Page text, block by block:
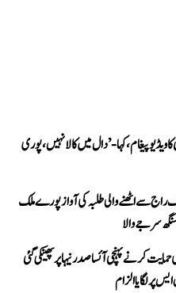
کا ویڈیو پیغام، کہا- ’دال میں کالا نہیں، پوری
راج سے اٹھنے والی طلبہ کی آواز پورے ملک
سرجے والا
کرنے پہنچی آئسا صدر نیہا پر پھینکی گئی
پر لگایا الزام